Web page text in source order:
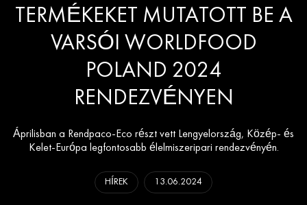
TERMÉKEKET MUTATOTT BE A
VARSÓI WORLDFOOD
POLAND 2024
RENDEZVÉNYEN
Áprilisban a Rendpaco-Eco részt vett Lengyelország, Közép- és
Kelet-Európa legfontosabb élelmiszeripari rendezvényén.
HÍREK 13.06.2024